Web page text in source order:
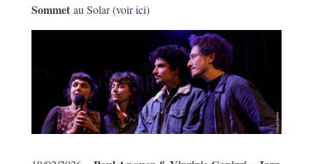
Sommetau Solar (voir ici)